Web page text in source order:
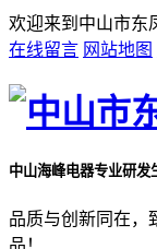
欢迎来到中山市东
在线留言 网站地图
中山海峰电器专业研发
品质与创新同在，
品！